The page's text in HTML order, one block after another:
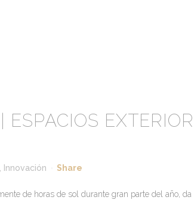
ESPACIOS
Innovación Share
de horas de sol durante gran parte del año,